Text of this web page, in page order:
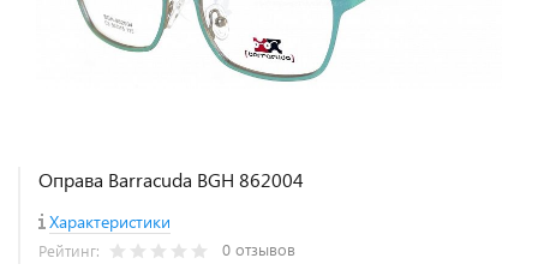
Оправа Barracuda BGH 862004
Характеристики
Рейтинг: 0 отзывов